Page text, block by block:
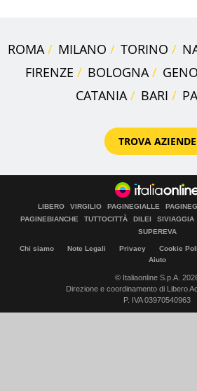
ROMA MILANO TORINO
FIRENZE
BOLOGNA
CATANIA
BARI
TROVA AZIENDE
LIBERO VIRGILIO PAGINEGIALLE
PAGINEBIANCHE
TUTTOCITTÀ DILEI SIVIAGGIA
SUPEREVA
Chi siamo Note Legali Privacy Cookie
Aiuto
© Italiaonline S.p.A.
Direzione e coordinamento di Libero
P. IVA 03970540963